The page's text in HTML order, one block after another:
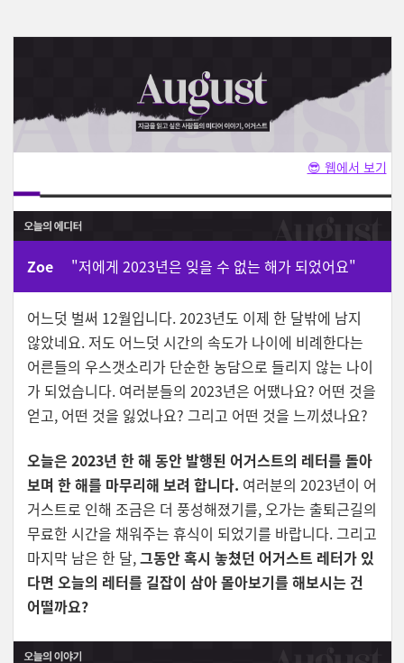
😎 웹에서 보기
Zoe "저에게 2023년은 잊을 수 없는 해가 되었어요"
어느덧 벌써 12월입니다. 2023년도 이제 한 달밖에 남지
않았네요. 저도 어느덧 시간의 속도가 나이에 비례한다는
어른들의 우스갯소리가 단순한 농담으로 들리지 않는 나이
가 되었습니다. 여러분들의 2023년은 어땠나요? 어떤 것을
얻고, 어떤 것을 잃었나요? 그리고 어떤 것을 느끼셨나요?
오늘은 2023년 한 해 동안 발행된 어거스트의 레터를 돌아
보며 한 해를 마무리해 보려 합니다. 여러분의 2023년이 어
거스트로 인해 조금은 더 풍성해졌기를, 오가는 출퇴근길의
무료한 시간을 채워주는 휴식이 되었기를 바랍니다. 그리고
마지막 남은 한 달,그동안 혹시 놓쳤던 어거스트 레터가 있
다면 오늘의 레터를 길잡이 삼아 몰아보기를 해보시는 건
어떨까요?